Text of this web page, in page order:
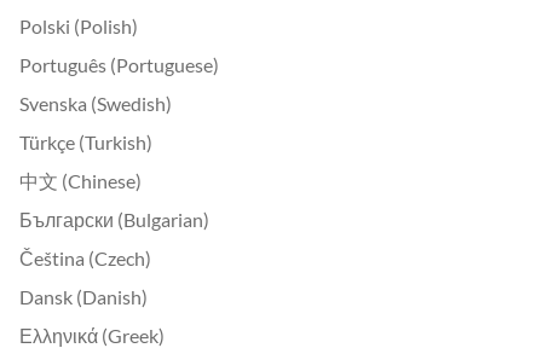
Polski (Polish)
Português (Portuguese)
Svenska (Swedish)
Türkçe (Turkish)
中文 (Chinese)
Български (Bulgarian)
Čeština (Czech)
Dansk (Danish)
Ελληνικά (Greek)